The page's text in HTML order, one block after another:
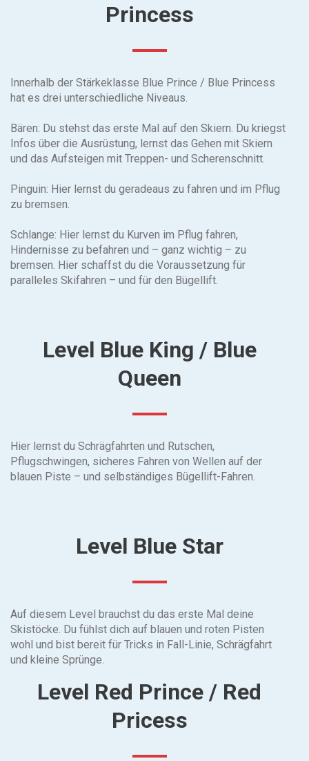
Princess
Innerhalb der Stärkeklasse Blue Prince / Blue Princess
hat es drei unterschiedliche Niveaus.
Bären: Du stehst das erste Mal auf den Skiern. Du kriegst
Infos über die Ausrüstung, lernst das Gehen mit Skiern
und das Aufsteigen mit Treppen- und Scherenschnitt.
Pinguin: Hier lernst du geradeaus zu fahren und im Pflug
zu bremsen.
Schlange: Hier lernst du Kurven im Pflug fahren,
Hindernisse zu befahren und – ganz wichtig – zu
bremsen. Hier schaffst du die Voraussetzung für
paralleles Skifahren – und für den Bügellift.
Level Blue King / Blue
Queen
Hier lernst du Schrägfahrten und Rutschen,
Pflugschwingen, sicheres Fahren von Wellen auf der
blauen Piste – und selbständiges Bügellift-Fahren.
Level Blue Star
Auf diesem Level brauchst du das erste Mal deine
Skistöcke. Du fühlst dich auf blauen und roten Pisten
wohl und bist bereit für Tricks in Fall-Linie, Schrägfahrt
und kleine Sprünge.
Level Red Prince / Red
Pricess